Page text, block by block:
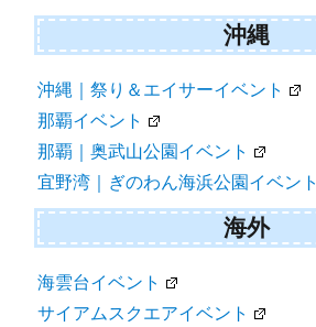
沖縄
沖縄｜祭り＆エイサーイベント
那覇イベント
那覇｜奥武山公園イベント
宜野湾｜ぎのわん海浜公園イベント
海外
海雲台イベント
サイアムスクエアイベント